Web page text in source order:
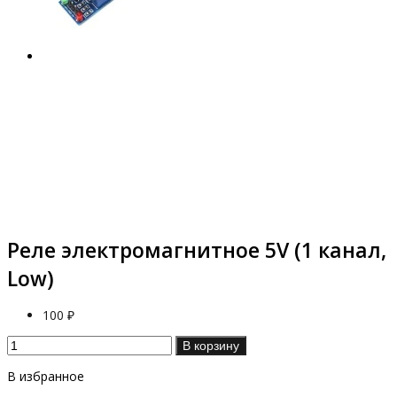
Реле электромагнитное 5V (1 канал,
Low)
100 ₽
В корзину
В избранное